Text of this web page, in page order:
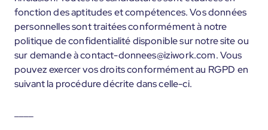
fonction des aptitudes et compétences. Vos données
personnelles sont traitées conformément à notre
politique de confidentialité disponible sur notre site ou
sur demande à contact-donnees@iziwork.com. Vous
pouvez exercer vos droits conformément au RGPD en
suivant la procédure décrite dans celle-ci.